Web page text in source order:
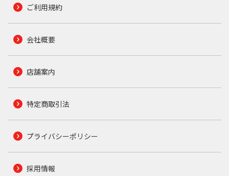
ご利用規約
会社概要
店舗案内
特定商取引法
プライバシーポリシー
採用情報